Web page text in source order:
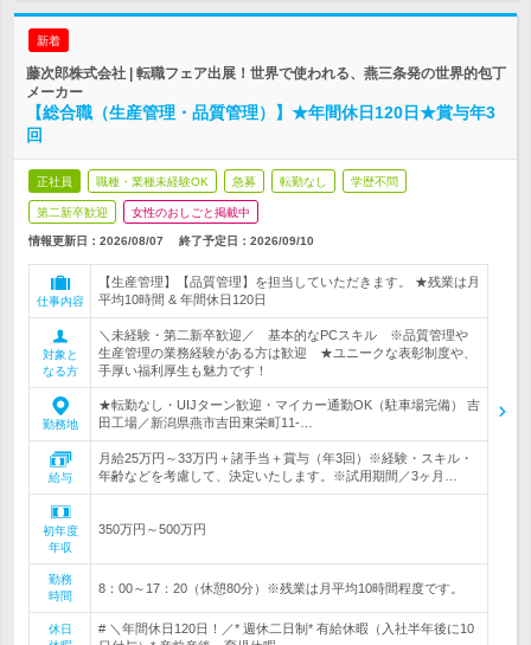
新着
藤次郎株式会社 | 転職フェア出展！世界で使われる、燕三条発の世界的包丁
メーカー
【総合職（生産管理・品質管理）】★年間休日120日★賞与年3
回
正社員 職種・業種未経験OK 急募 転勤なし 学歴不問
第二新卒歓迎 女性のおしごと掲載中
情報更新日：2026/08/07 終了予定日： 2026/09/10
仕事内容
【生産管理】【品質管理】を担当していただきます。 ★残業は月
平均10時間 & 年間休日120日
対象と
なる方
＼未経験・第二新卒歓迎／ 基本的なPCスキル ※品質管理や
生産管理の業務経験がある方は歓迎 ★ユニークな表彰制度や、
手厚い福利厚生も魅力です！
勤務地
★転勤なし・UIJターン歓迎・マイカー通勤OK（駐車場完備） 吉
田工場／新潟県燕市吉田東栄町11-…
給与
月給25万円～33万円＋諸手当＋賞与（年3回）※経験・スキル・
年齢などを考慮して、決定いたします。※試用期間／3ヶ月…
初年度
年収
350万円～500万円
勤務
時間
8：00～17：20（休憩80分）※残業は月平均10時間程度です。
休日
# ＼年間休日120日！／* 週休二日制* 有給休暇（入社半年後に10